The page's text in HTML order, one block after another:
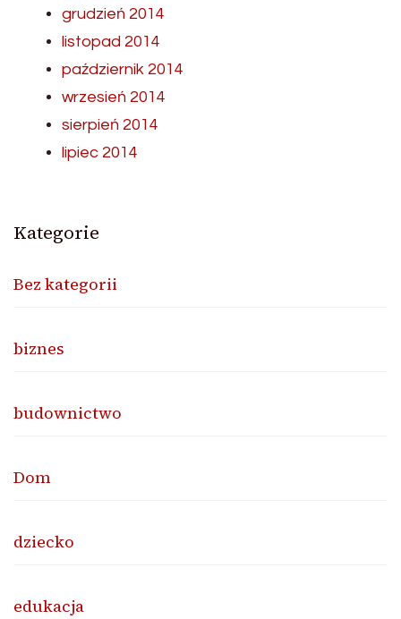
grudzień 2014
listopad 2014
październik 2014
wrzesień 2014
sierpień 2014
lipiec 2014
Kategorie
Bez kategorii
biznes
budownictwo
Dom
dziecko
edukacja